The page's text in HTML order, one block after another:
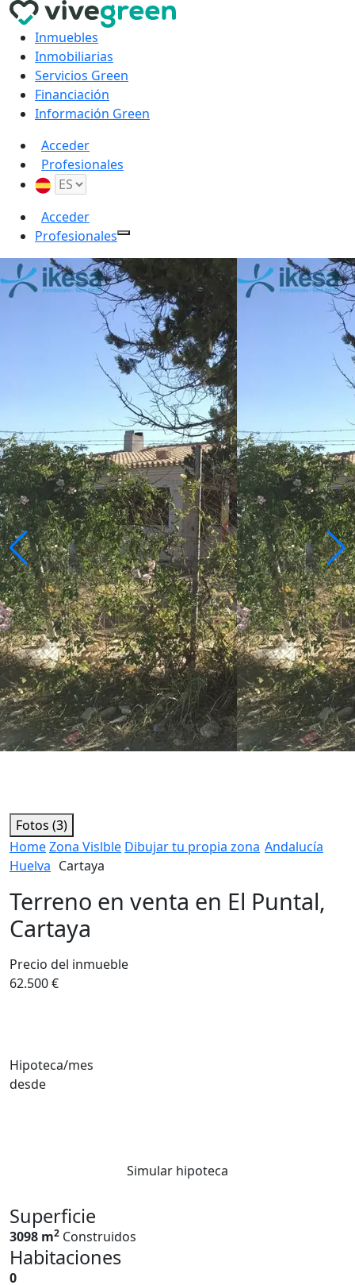
Inmuebles
Inmobiliarias
Servicios Green
Financiación
Información Green
Acceder
Profesionales
Acceder
Profesionales
Fotos (3)
HomeZona Vislble Dibujar tu propia zona Andalucía
Huelva Cartaya
Terreno en venta en El Puntal,
Cartaya
Precio del inmueble
62.500 €
Hipoteca/mes
desde
Simular hipoteca
Superficie
3098 m2 Construidos
Habitaciones
0